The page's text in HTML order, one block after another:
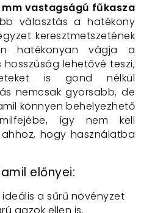
mm vastagságú fűkasza
választás a hatékony
keresztmetszetének
hatékonyan vágja a
hosszúság lehetővé teszi,
is gond nélkül
nemcsak gyorsabb, de
könnyen behelyezhető
így nem kell
hogy használatba
előnyei:
ideális a sűrű növényzet